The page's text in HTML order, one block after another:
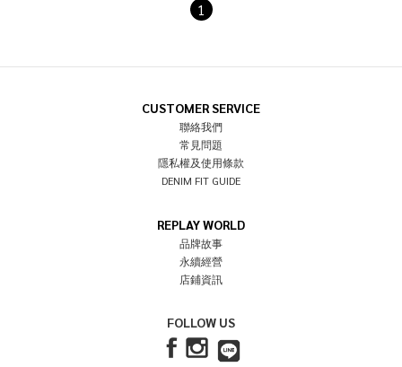
1
CUSTOMER SERVICE
聯絡我們
常見問題
隱私權及使用條款
DENIM FIT GUIDE
REPLAY WORLD
品牌故事
永續經營
店鋪資訊
FOLLOW US